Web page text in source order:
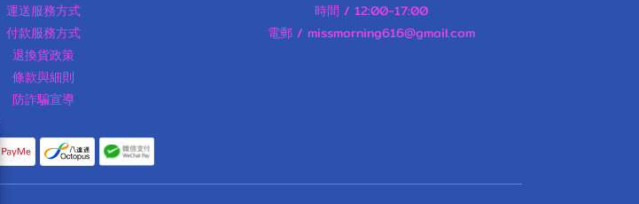
運送服務方式
付款服務方式
退換貨政策
條款與細則
防詐騙宣導
時間 / 12:00-17:00
電郵 / missmorning616@gmail.com